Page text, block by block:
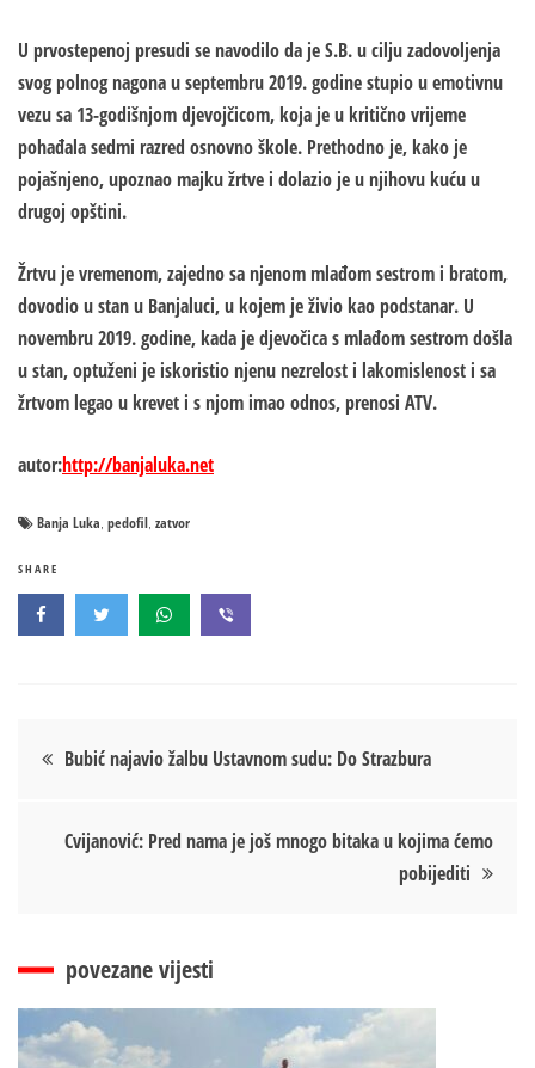
U prvostepenoj presudi se navodilo da je S.B. u cilju zadovoljenja
svog polnog nagona u septembru 2019. godine stupio u emotivnu
vezu sa 13-godišnjom djevojčicom, koja je u kritično vrijeme
pohađala sedmi razred osnovno škole. Prethodno je, kako je
pojašnjeno, upoznao majku žrtve i dolazio je u njihovu kuću u
drugoj opštini.
Žrtvu je vremenom, zajedno sa njenom mlađom sestrom i bratom,
dovodio u stan u Banjaluci, u kojem je živio kao podstanar. U
novembru 2019. godine, kada je djevočica s mlađom sestrom došla
u stan, optuženi je iskoristio njenu nezrelost i lakomislenost i sa
žrtvom legao u krevet i s njom imao odnos, prenosi ATV.
autor:http://banjaluka.net
Banja Luka, pedofil, zatvor
SHARE
Кретање
Bubić najavio žalbu Ustavnom sudu: Do Strazbura
Cvijanović: Pred nama je još mnogo bitaka u kojima ćemo
pobijediti
povezane vijesti